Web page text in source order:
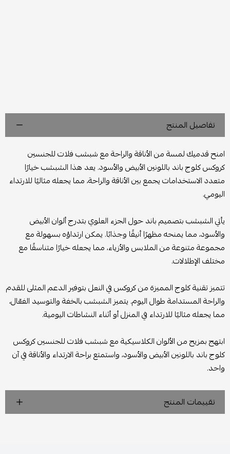
تفاصيل المنتج
امنح قدميك لمسة من الأناقة والراحة مع شبشب فلات للجنسين
كروكس كلوج باند باللونين الأبيض والأسود. يعد هذا الشبشب خيارًا
متعدد الاستخدامات يجمع بين الأناقة والراحة، مما يجعله مثاليًا للارتداء
اليومي.
يأتي الشبشب بتصميم باند حول الجزء العلوي بتدرج ألوان الأبيض
والأسود، مما يمنحه مظهرًا أنيقًا وجذابًا. يمكن ارتداؤه بسهولة مع
مجموعة متنوعة من الملابس والأزياء، مما يجعله خيارًا متناسقًا مع
مختلف الإطلالات.
تتميز تقنية كلوج المميزة من كروكس في النعل بتوفير الدعم المثلى للقدم
والراحة المستدامة طوال اليوم. يتميز الشبشب بالخفة والتوسيد الفعّال،
مما يجعله مثاليًا للارتداء في المنزل أو أثناء النشاطات اليومية.
ابتهج بمزيج من الألوان الكلاسيكية مع شبشب فلات للجنسين كروكس
كلوج باند باللونين الأبيض والأسود، واستمتع براحة الارتداء والأناقة في آن
واحد.
تقييمات المنتج